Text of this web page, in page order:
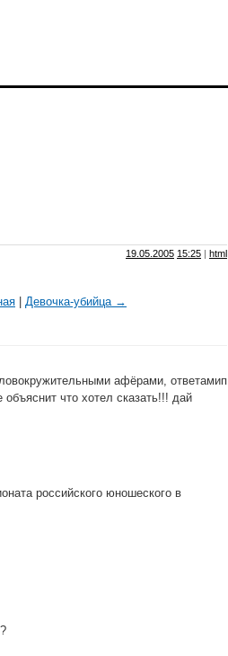
19.05.2005 15:25 | html
Девочка-убийца →
афёрами, ответамип
объяснит что хотел сказать!!! дай
российского юношеского в